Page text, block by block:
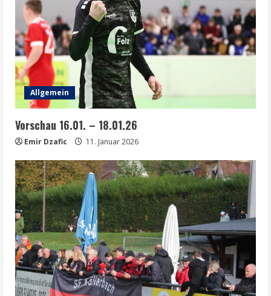
Allgemein
Vorschau 16.01. – 18.01.26
Emir Dzafic 11. Januar 2026